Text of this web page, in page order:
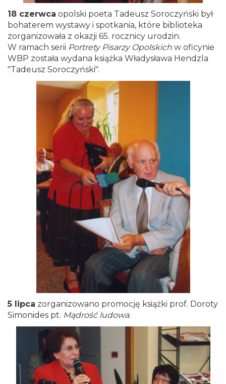
18 czerwca opolski poeta Tadeusz Soroczyński był
bohaterem wystawy i spotkania, które biblioteka
zorganizowała z okazji 65. rocznicy urodzin.
W ramach serii Portrety Pisarzy Opolskich w oficynie
WBP została wydana książka Władysława Hendzla
"Tadeusz Soroczyński".
5 lipca zorganizowano promocję książki prof. Doroty
Simonides pt. Mądrość ludowa.